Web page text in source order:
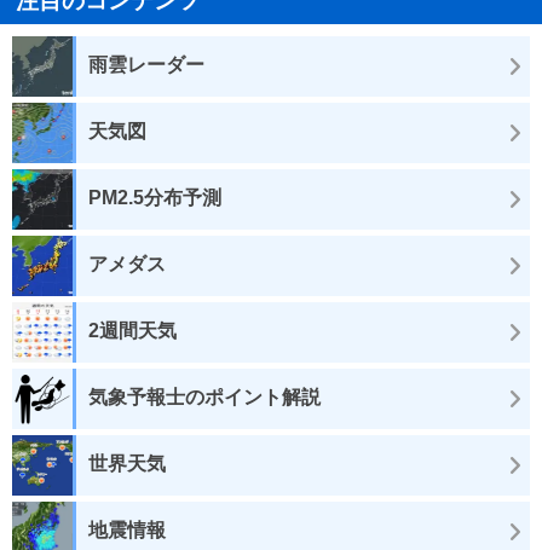
雨雲レーダー
天気図
PM2.5分布予測
アメダス
2週間天気
気象予報士のポイント解説
世界天気
地震情報